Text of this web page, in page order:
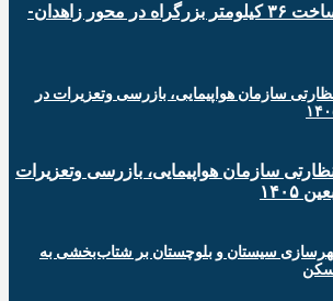
تلاش بی وقفه برای ساخت ۳۶ کیلومتر بزرگراه در محور زاهدان-
سازمان هواپیمایی، بازرسی وتعزیرات